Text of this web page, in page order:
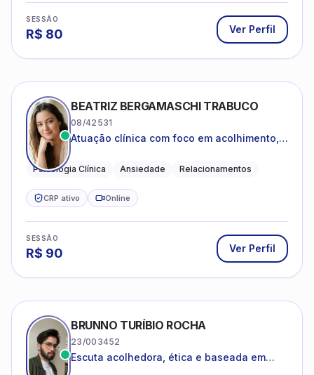
SESSÃO
R$ 80 Ver Perfil
BEATRIZ BERGAMASCHI TRABUCO
08/42531
Atuação clínica com foco em acolhimento,
Psicologia Clínica Ansiedade Relacionamentos
CRP ativo Online
SESSÃO
R$ 90 Ver Perfil
BRUNNO TURÍBIO ROCHA
23/003452
Escuta acolhedora, ética e baseada em